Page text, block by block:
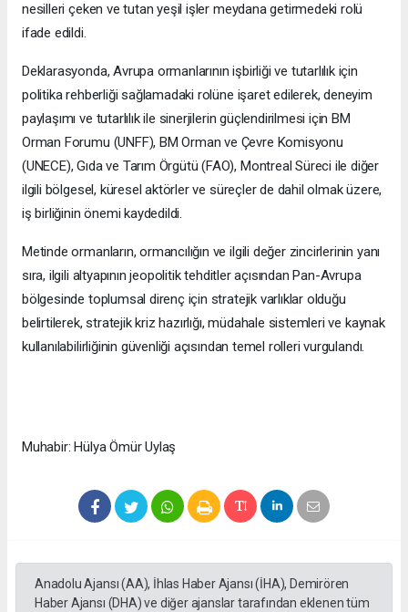
nesilleri çeken ve tutan yeşil işler meydana getirmedeki rolü
ifade edildi.
Deklarasyonda, Avrupa ormanlarının işbirliği ve tutarlılık için
politika rehberliği sağlamadaki rolüne işaret edilerek, deneyim
paylaşımı ve tutarlılık ile sinerjilerin güçlendirilmesi için BM
Orman Forumu (UNFF), BM Orman ve Çevre Komisyonu
(UNECE), Gıda ve Tarım Örgütü (FAO), Montreal Süreci ile diğer
ilgili bölgesel, küresel aktörler ve süreçler de dahil olmak üzere,
iş birliğinin önemi kaydedildi.
Metinde ormanların, ormancılığın ve ilgili değer zincirlerinin yanı
sıra, ilgili altyapının jeopolitik tehditler açısından Pan-Avrupa
bölgesinde toplumsal direnç için stratejik varlıklar olduğu
belirtilerek, stratejik kriz hazırlığı, müdahale sistemleri ve kaynak
kullanılabilirliğinin güvenliği açısından temel rolleri vurgulandı.
Muhabir: Hülya Ömür Uylaş
Anadolu Ajansı (AA), İhlas Haber Ajansı (İHA), Demirören
Haber Ajansı (DHA) ve diğer ajanslar tarafından eklenen tüm